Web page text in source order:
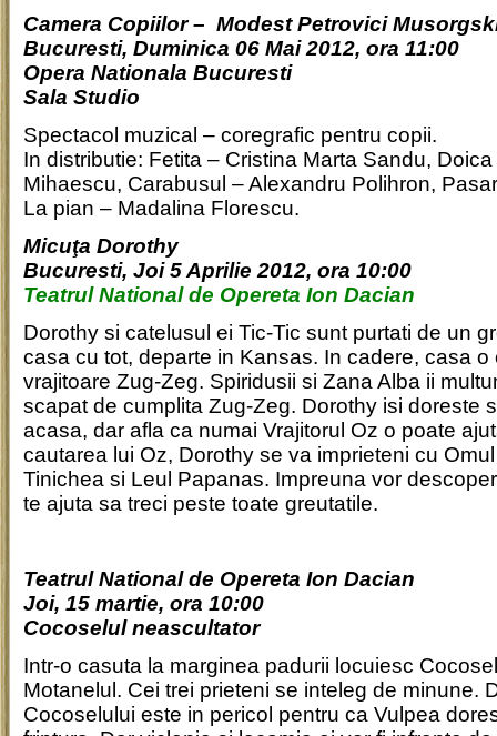
Camera Copiilor – Modest Petrovici
Bucuresti, Duminica 06 Mai 2012, ora 11:00
Opera Nationala Bucuresti
Sala Studio
Spectacol muzical – coregrafic pentru copii.
In distributie: Fetita – Cristina Marta Sandu,
Mihaescu, Carabusul – Alexandru Polihron,
La pian – Madalina Florescu.
Micuţa Dorothy
Bucuresti, Joi 5 Aprilie 2012, ora 10:00
Teatrul National de Opereta Ion Dacian
Dorothy si catelusul ei Tic-Tic sunt purtati de un
casa cu tot, departe in Kansas. In cadere, casa o
vrajitoare Zug-Zeg. Spiridusii si Zana Alba ii
scapat de cumplita Zug-Zeg. Dorothy isi doreste
acasa, dar afla ca numai Vrajitorul Oz o poate
cautarea lui Oz, Dorothy se va imprieteni cu
Tinichea si Leul Papanas. Impreuna vor
te ajuta sa treci peste toate greutatile.
Teatrul National de Opereta Ion Dacian
Joi, 15 martie, ora 10:00
Cocoselul neascultator
Intr-o casuta la marginea padurii locuiesc
Motanelul. Cei trei prieteni se inteleg de minune.
Cocoselului este in pericol pentru ca Vulpea